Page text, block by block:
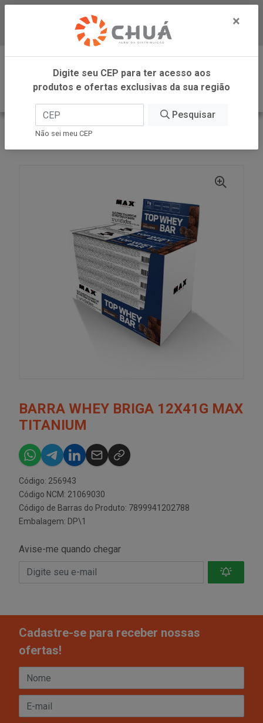
Baixe já nosso APP
0
INÍCIO
BARRA WHEY BRIGA 12X41G MAX
TITANIUM
Código: 256943
Código NCM: 21069030
Código de Barras do Produto: 7899941202788
Embalagem: DP\1
Avise-me quando chegar
Cadastre-se para receber nossas
ofertas!
×
Digite seu CEP para ter acesso aos
produtos e ofertas exclusivas da sua região
Pesquisar
Não sei meu CEP